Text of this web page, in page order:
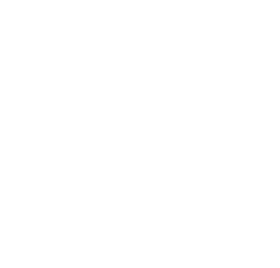
“En Tame, dimos la vuelta en
en una venta de pollos asados.
a José Rodríguez que envíe las
grupo, agregando que él no
manejando. El individuo solicitó